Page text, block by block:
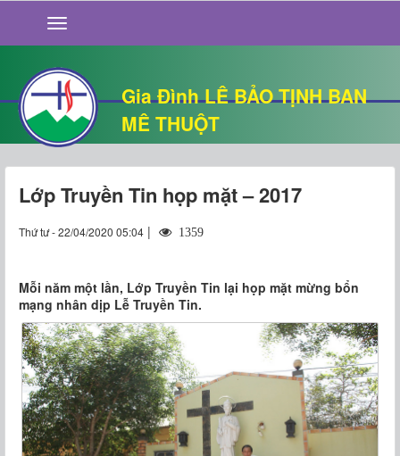
Gia Đình LÊ BẢO TỊNH BAN
MÊ THUỘT
GIỚI THIỆU
TIN TỨC
SỐNG ĐẠO
CHUYỆN NHÀ
QUÁN VĂN
THƯ GIÃN
Lớp Truyền Tin họp mặt – 2017
Thứ tư - 22/04/2020 05:04 | 1359
Mỗi năm một lần, Lớp Truyền Tin lại họp mặt mừng bổn
mạng nhân dịp Lễ Truyền Tin.